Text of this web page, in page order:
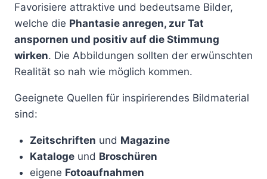
Favorisiere attraktive und bedeutsame Bilder,
welche die Phantasie anregen, zur Tat
anspornen und positiv auf die Stimmung
wirken. Die Abbildungen sollten der erwünschten
Realität so nah wie möglich kommen.
Geeignete Quellen für inspirierendes Bildmaterial
sind:
Zeitschriften und Magazine
Katalogeund Broschüren
eigene Fotoaufnahmen